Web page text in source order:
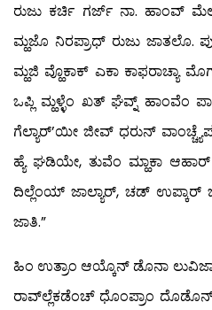
ರುಜು ಕರ್ಚಿ ಗರ್ಜ್ ನಾ. ಹಾಂವ್
ಮ್ಹಜೊ ನಿರಪ್ರಾಧ್ ರುಜು ಜಾತಲೊ.
ಮ್ಹಜಿ ವ್ಹೊಕಾಕ್ ಎಕಾ ಕಾಫರಾಚ್ಯಾ
ಒಪ್ಲಿ ಮ್ಹಳ್ಳೆಂ ಖತ್ ಘೆವ್ನ್ ಹಾಂವೆಂ
ಗೆಲ್ಯಾರ್’ಯೀ ಜೀವ್ ಧರುನ್
ಹ್ಯೆ ಘಡಿಯೇ, ತುವೆಂ ಮ್ಹಾಕಾ
ದಿಲ್ಲೆಂಯ್ ಜಾಲ್ಯಾರ್, ಚಡ್
ಜಾತಿ.”
ಹಿಂ ಉತ್ರಾಂ ಆಯ್ಕೊನ್ ಡೊನಾ
ರಾವ್‍ಲ್ಲೆಕಡೆಂಚ್ ಧೊಂಪ್ರಾಂ